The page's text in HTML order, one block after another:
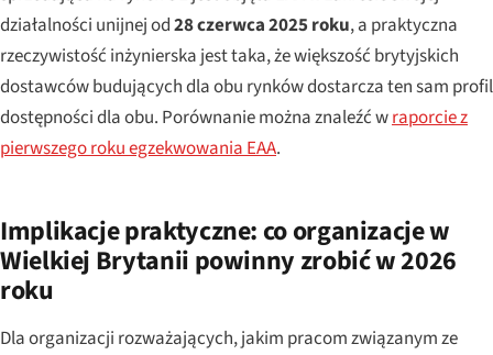
działalności unijnej od28 czerwca 2025 roku, a praktyczna
rzeczywistość inżynierska jest taka, że większość brytyjskich
dostawców budujących dla obu rynków dostarcza ten sam profil
dostępności dla obu. Porównanie można znaleźć wraporcie z
pierwszego roku egzekwowania EAA.
Implikacje praktyczne: co organizacje w
Wielkiej Brytanii powinny zrobić w 2026
roku
Dla organizacji rozważających, jakim pracom związanym ze